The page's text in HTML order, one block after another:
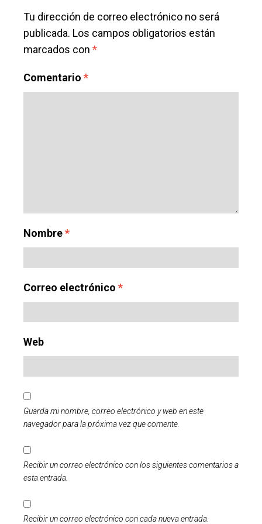
Tu dirección de correo electrónico no será
publicada. Los campos obligatorios están
marcados con *
Comentario *
Nombre*
Correo electrónico *
Web
Guarda mi nombre, correo electrónico y web en este
navegador para la próxima vez que comente.
Recibir un correo electrónico con los siguientes comentarios a
esta entrada.
Recibir un correo electrónico con cada nueva entrada.